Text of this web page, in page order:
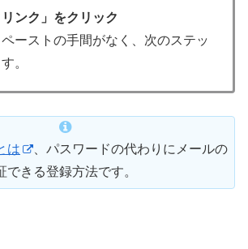
リンク」をクリック
ーストの手間がなく、次のステッ
。
は
、パスワードの代わりにメールの
できる登録方法です。